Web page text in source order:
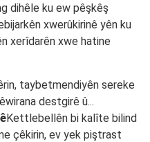
dihêle ku ew pêşkêş
xwerûkirinê yên ku
xerîdarên xwe hatine
taybetmendiyên sereke
destgirê û...
Kettlebellên bi kalîte bilind
çêkirin, ev yek piştrast